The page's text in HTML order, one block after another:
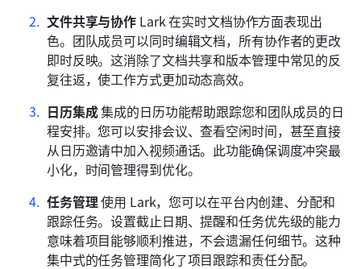
文件共享与协作 Lark 在实时文档协作方面表现出
色。团队成员可以同时编辑文档，所有协作者的更改
即时反映。这消除了文档共享和版本管理中常见的反
复往返，使工作方式更加动态高效。
日历集成 集成的日历功能帮助跟踪您和团队成员的日
程安排。您可以安排会议、查看空闲时间，甚至直接
从日历邀请中加入视频通话。此功能确保调度冲突最
小化，时间管理得到优化。
任务管理 使用 Lark，您可以在平台内创建、分配和
跟踪任务。设置截止日期、提醒和任务优先级的能力
意味着项目能够顺利推进，不会遗漏任何细节。这种
集中式的任务管理简化了项目跟踪和责任分配。